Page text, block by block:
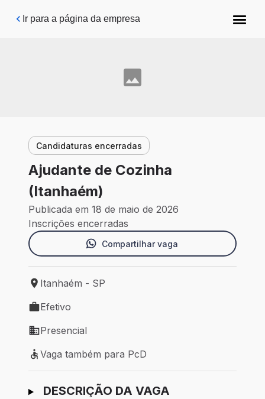
Pular para o conteúdo principal
Ir para a página da empresa
Candidaturas encerradas
Ajudante de Cozinha
(Itanhaém)
Publicada em 18 de maio de 2026
Inscrições encerradas
Compartilhar vaga
Local de trabalho: Itanhaém - SP
Itanhaém - SP
Tipo de vaga: Efetivo
Efetivo
Modelo de trabalho: Presencial
Presencial
Vaga também para PcD
Vaga também para PcD
Ir para candidatura
DESCRIÇÃO DA VAGA